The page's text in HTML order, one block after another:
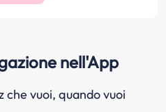
nell'App
che vuoi, quando vuoi